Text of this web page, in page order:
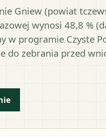
Gniew (powiat
wynosi 48,8 %
w programie Czyste
do zebrania przed